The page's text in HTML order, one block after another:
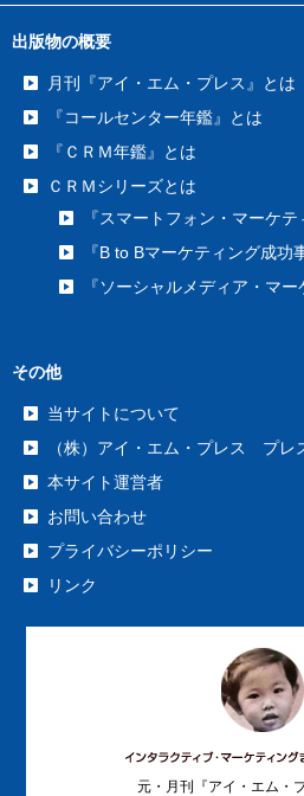
出版物の概要
月刊『アイ・エム・プレス』とは
『コールセンター年鑑』とは
『ＣＲＭ年鑑』とは
ＣＲＭシリーズとは
『スマートフォン・マーケテ
『B to Bマーケティング成功
『ソーシャルメディア・マ
その他
当サイトについて
（株）アイ・エム・プレス プレ
本サイト運営者
お問い合わせ
プライバシーポリシー
リンク
元・月刊『アイ・エム・